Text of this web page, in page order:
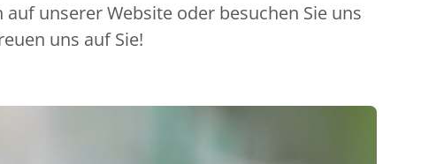
unserer Website oder besuchen Sie uns
uns auf Sie!